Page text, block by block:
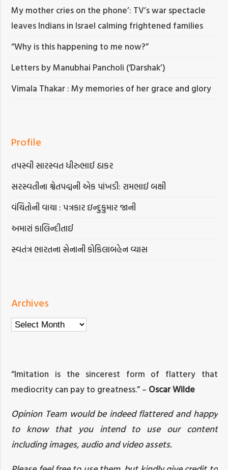
My mother cries on the phone’: TV’s war spectacle
leaves Indians in Israel calming frightened families
“Why is this happening to me now?”
Letters by Manubhai Pancholi (‘Darshak’)
Vimala Thakar : My memories of her grace and glory
Profile
તપસ્વી સારસ્વત ધીરુભાઈ ઠાકર
સરસ્વતીના શ્વેતપદ્મની એક પાંખડી: રામભાઈ બક્ષી
વંચિતોની વાચા : પત્રકાર ઇન્દુકુમાર જાની
અમારાં કાલિન્દીતાઈ
સ્વતંત્ર ભારતના સેનાની કોકિલાબહેન વ્યાસ
Archives
Archives
“Imitation is the sincerest form of flattery that
mediocrity can pay to greatness.” – Oscar Wilde
Opinion Team would be indeed flattered and happy
to know that you intend to use our content
including images, audio and video assets.